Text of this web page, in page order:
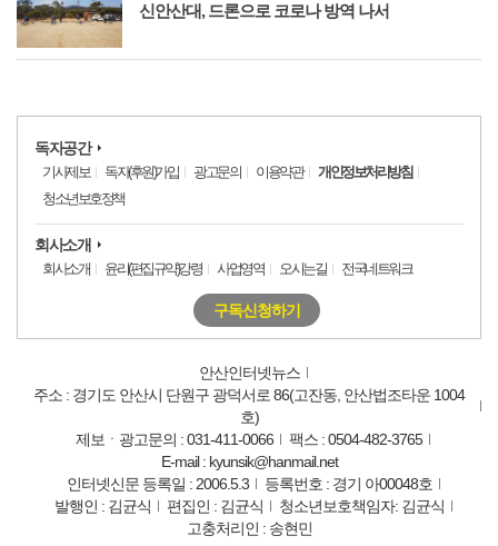
신안산대, 드론으로 코로나 방역 나서
독자공간
기사제보 독자(후원)가입 광고문의 이용약관
개인정보처리방침
청소년보호정책
회사소개
회사소개 윤리(편집규약)강령 사업영역 오시는길 전국네트워크
구독신청하기
안산인터넷뉴스
주소 : 경기도 안산시 단원구 광덕서로 86(고잔동, 안산법조타운 1004
호)
제보ㆍ광고문의 : 031-411-0066
팩스 : 0504-482-3765
E-mail : kyunsik@hanmail.net
인터넷신문 등록일 : 2006.5.3
등록번호 : 경기 아00048호
발행인 : 김균식
편집인 : 김균식
청소년보호책임자: 김균식
고충처리인 : 송현민